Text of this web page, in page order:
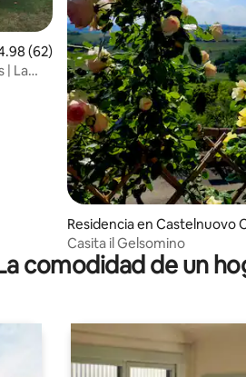
promedio: 4.98 de 5; 62
(62)
| La
Residencia en Castelnuovo
ea
Casita il Gelsomino
comodidad de un